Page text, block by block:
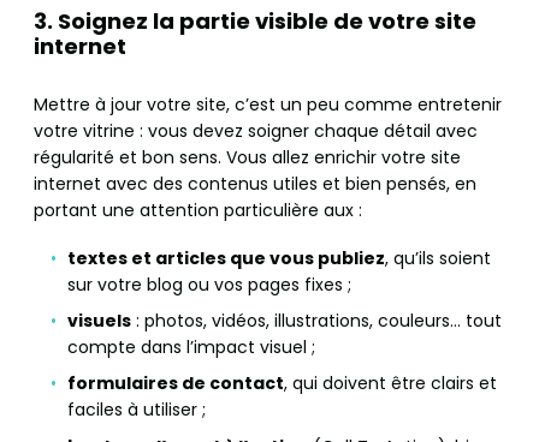
3. Soignez la partie visible de votre site
internet
Mettre à jour votre site, c’est un peu comme entretenir
votre vitrine : vous devez soigner chaque détail avec
régularité et bon sens. Vous allez enrichir votre site
internet avec des contenus utiles et bien pensés, en
portant une attention particulière aux :
textes et articles que vous publiez, qu’ils soient
sur votre blog ou vos pages fixes ;
visuels : photos, vidéos, illustrations, couleurs… tout
compte dans l’impact visuel ;
formulaires de contact, qui doivent être clairs et
faciles à utiliser ;